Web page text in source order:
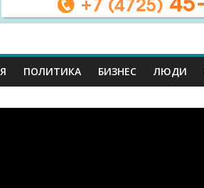
ПОЛИТИКА БИЗНЕС ЛЮДИ